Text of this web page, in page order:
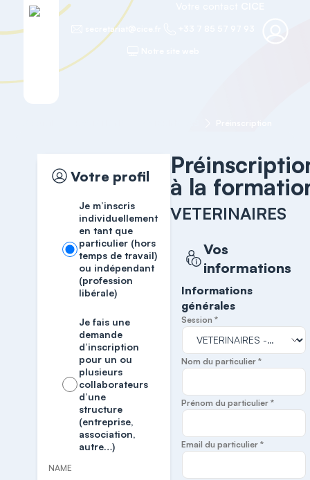
secretariat@cice.fr
Votre profil
Je m’inscris
individuellement
en tant que
particulier (hors
temps de travail)
ou indépendant
(profession
libérale)
Je fais une
demande
d’inscription
pour un ou
plusieurs
collaborateurs
d’une
structure
(entreprise,
association,
autre…)
NAME
à la
VETERINAIRES
Vos
informations
Informations
générales
Session *
Nom du particulier *
Prénom du particulier *
Email du particulier *